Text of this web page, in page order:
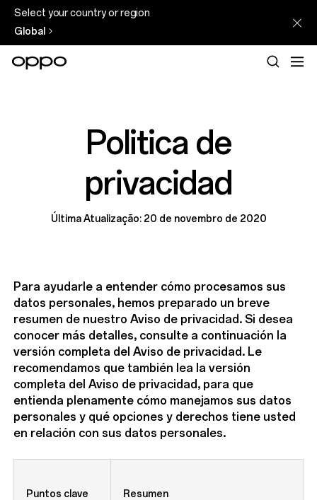
Select your country or region
Global
Politica de
privacidad
Última Atualização: 20 de novembro de 2020
Para ayudarle a entender cómo procesamos sus
datos personales, hemos preparado un breve
resumen de nuestro Aviso de privacidad. Si desea
conocer más detalles, consulte a continuación la
versión completa del Aviso de privacidad. Le
recomendamos que también lea la versión
completa del Aviso de privacidad, para que
entienda plenamente cómo manejamos sus datos
personales y qué opciones y derechos tiene usted
en relación con sus datos personales.
Puntos clave Resumen